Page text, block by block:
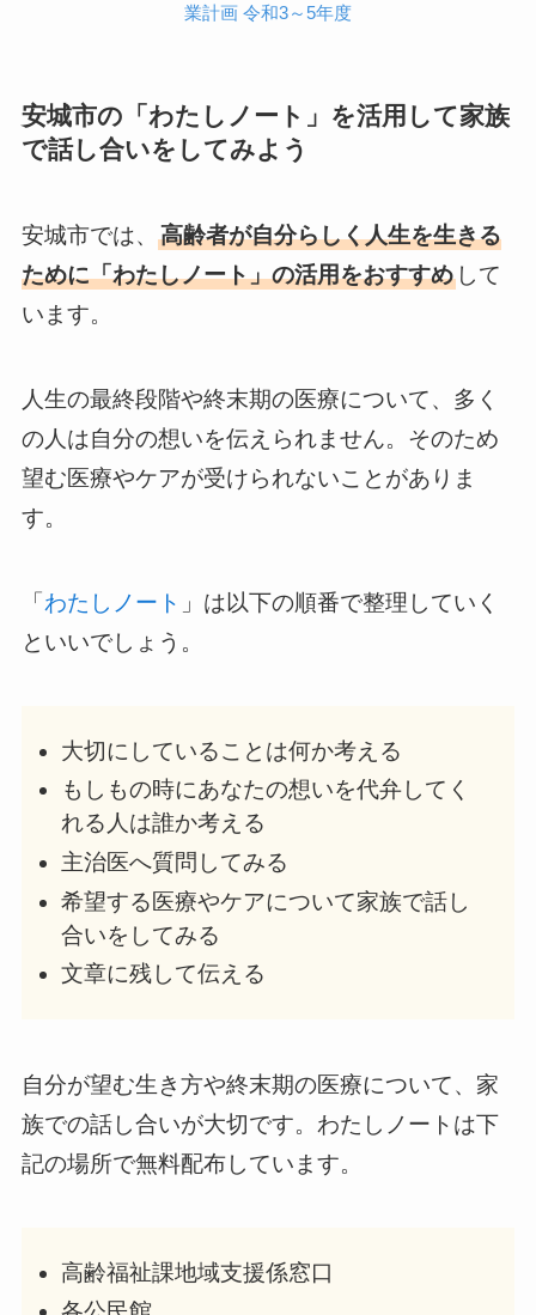
業計画 令和3～5年度
安城市の「わたしノート」を活用して家族
で話し合いをしてみよう
安城市では、 高齢者が自分らしく人生を生きる
ために「わたしノート」の活用をおすすめして
います。
人生の最終段階や終末期の医療について、多く
の人は自分の想いを伝えられません。そのため
望む医療やケアが受けられないことがありま
す。
「わたしノート 」は以下の順番で整理していく
といいでしょう。
大切にしていることは何か考える
もしもの時にあなたの想いを代弁してく
れる人は誰か考える
主治医へ質問してみる
希望する医療やケアについて家族で話し
合いをしてみる
文章に残して伝える
自分が望む生き方や終末期の医療について、家
族での話し合いが大切です。わたしノートは下
記の場所で無料配布しています。
高齢福祉課地域支援係窓口